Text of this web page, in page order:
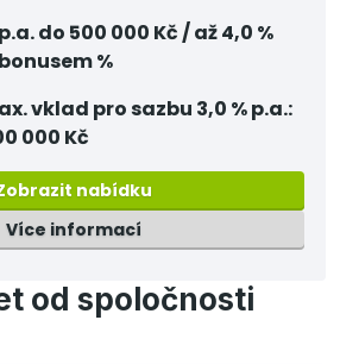
do 500 000 Kč / až 4,0 %
%
vklad pro sazbu 3,0 % p.a.:
000 Kč
nabídku
Více informací
od spoločnosti